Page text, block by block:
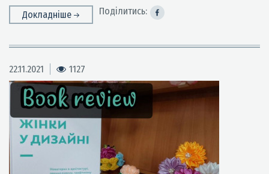
Докладніше
Поділитись:
22.11.2021 1127